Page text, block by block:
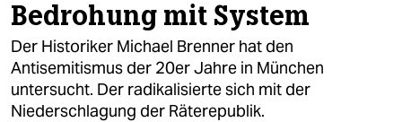
politik
öko
gesellschaft
Bedrohung mit System
Der Historiker Michael Brenner hat den
Antisemitismus der 20er Jahre in München
untersucht. Der radikalisierte sich mit der
Niederschlagung der Räterepublik.